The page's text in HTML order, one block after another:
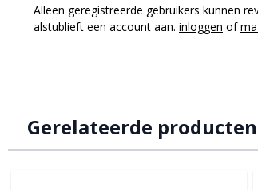
Alleen geregistreerde gebruikers kunnen
alstublieft een account aan. inloggen of
Gerelateerde producten